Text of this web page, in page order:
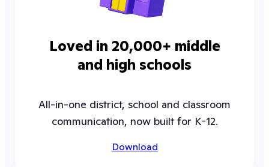
Loved in 20,000+ middle
and high schools
All-in-one district, school and classroom
communication, now built for K-12.
Download